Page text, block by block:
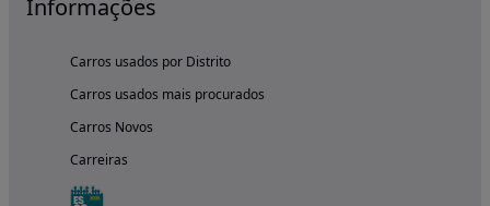
Informações
Carros usados por Distrito
Carros usados mais procurados
Carros Novos
Carreiras